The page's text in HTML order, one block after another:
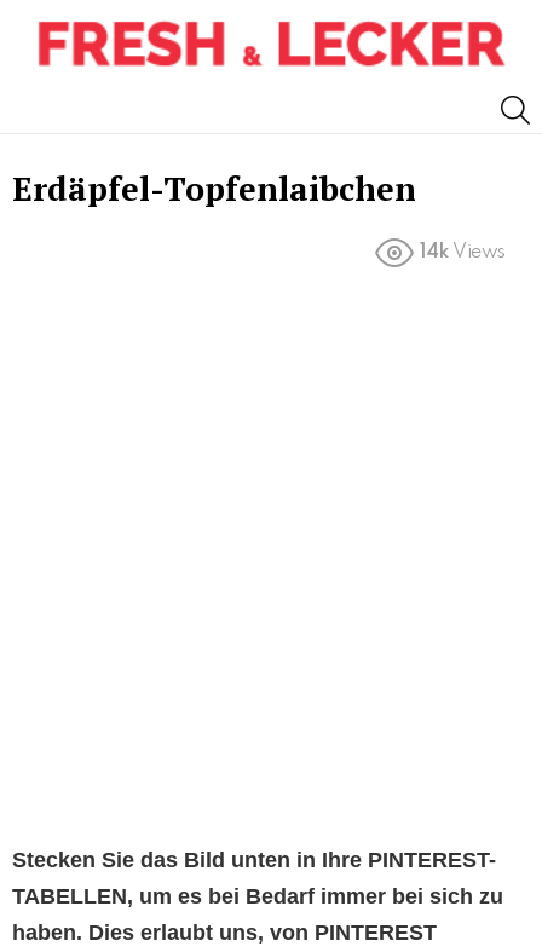
Erdäpfel-Topfenlaibchen
14k Views
Stecken Sie das Bild unten in Ihre PINTEREST-
TABELLEN, um es bei Bedarf immer bei sich zu
haben. Dies erlaubt uns, von PINTEREST